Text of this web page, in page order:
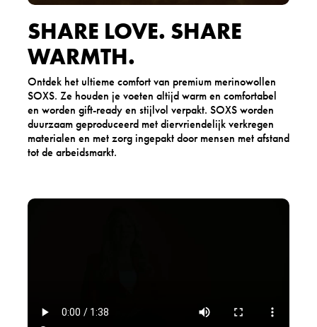
SHARE LOVE. SHARE
WARMTH.
Ontdek het ultieme comfort van premium merinowollen
SOXS. Ze houden je voeten altijd warm en comfortabel
en worden gift-ready en stijlvol verpakt. SOXS worden
duurzaam geproduceerd met diervriendelijk verkregen
materialen en met zorg ingepakt door mensen met afstand
tot de arbeidsmarkt.